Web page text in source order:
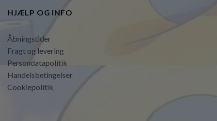
HJÆLP OG INFO
Åbningstider
Fragt og levering
Persondatapolitik
Handelsbetingelser
Cookiepolitik